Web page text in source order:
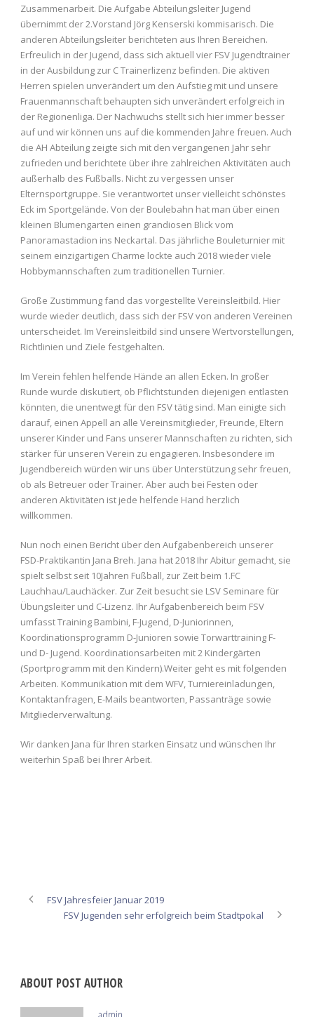
Zusammenarbeit. Die Aufgabe Abteilungsleiter Jugend
übernimmt der 2.Vorstand Jörg Kenserski kommisarisch. Die
anderen Abteilungsleiter berichteten aus Ihren Bereichen.
Erfreulich in der Jugend, dass sich aktuell vier FSV Jugendtrainer
in der Ausbildung zur C Trainerlizenz befinden. Die aktiven
Herren spielen unverändert um den Aufstieg mit und unsere
Frauenmannschaft behaupten sich unverändert erfolgreich in
der Regionenliga. Der Nachwuchs stellt sich hier immer besser
auf und wir können uns auf die kommenden Jahre freuen. Auch
die AH Abteilung zeigte sich mit den vergangenen Jahr sehr
zufrieden und berichtete über ihre zahlreichen Aktivitäten auch
außerhalb des Fußballs. Nicht zu vergessen unser
Elternsportgruppe. Sie verantwortet unser vielleicht schönstes
Eck im Sportgelände. Von der Boulebahn hat man über einen
kleinen Blumengarten einen grandiosen Blick vom
Panoramastadion ins Neckartal. Das jährliche Bouleturnier mit
seinem einzigartigen Charme lockte auch 2018 wieder viele
Hobbymannschaften zum traditionellen Turnier.
Große Zustimmung fand das vorgestellte Vereinsleitbild. Hier
wurde wieder deutlich, dass sich der FSV von anderen Vereinen
unterscheidet. Im Vereinsleitbild sind unsere Wertvorstellungen,
Richtlinien und Ziele festgehalten.
Im Verein fehlen helfende Hände an allen Ecken. In großer
Runde wurde diskutiert, ob Pflichtstunden diejenigen entlasten
könnten, die unentwegt für den FSV tätig sind. Man einigte sich
darauf, einen Appell an alle Vereinsmitglieder, Freunde, Eltern
unserer Kinder und Fans unserer Mannschaften zu richten, sich
stärker für unseren Verein zu engagieren. Insbesondere im
Jugendbereich würden wir uns über Unterstützung sehr freuen,
ob als Betreuer oder Trainer. Aber auch bei Festen oder
anderen Aktivitäten ist jede helfende Hand herzlich
willkommen.
Nun noch einen Bericht über den Aufgabenbereich unserer
FSD-Praktikantin Jana Breh. Jana hat 2018 Ihr Abitur gemacht, sie
spielt selbst seit 10Jahren Fußball, zur Zeit beim 1.FC
Lauchhau/Lauchäcker. Zur Zeit besucht sie LSV Seminare für
Übungsleiter und C-Lizenz. Ihr Aufgabenbereich beim FSV
umfasst Training Bambini, F-Jugend, D-Juniorinnen,
Koordinationsprogramm D-Junioren sowie Torwarttraining F-
und D- Jugend. Koordinationsarbeiten mit 2 Kindergärten
(Sportprogramm mit den Kindern).Weiter geht es mit folgenden
Arbeiten. Kommunikation mit dem WFV, Turniereinladungen,
Kontaktanfragen, E-Mails beantworten, Passanträge sowie
Mitgliederverwaltung.
Wir danken Jana für Ihren starken Einsatz und wünschen Ihr
weiterhin Spaß bei Ihrer Arbeit.
FSV Jahresfeier Januar 2019
FSV Jugenden sehr erfolgreich beim Stadtpokal
ABOUT POST AUTHOR